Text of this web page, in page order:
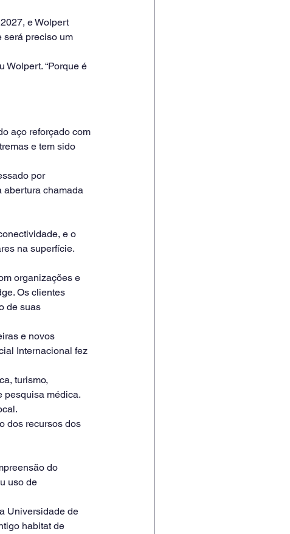
e Wolpert
será preciso um
Wolpert. “Porque é
aço reforçado com
e tem sido
por
abertura chamada
e o
na superfície.
organizações e
Os clientes
de suas
e novos
Internacional fez
turismo,
pesquisa médica.
dos recursos dos
do
uso de
Universidade de
habitat de